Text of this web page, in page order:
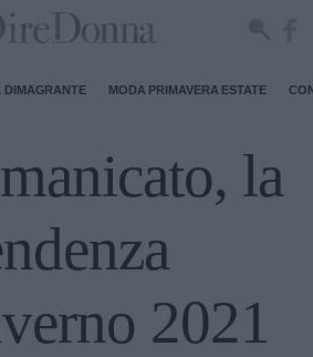
DIMAGRANTE MODA PRIMAVERA ESTATE
la
2021